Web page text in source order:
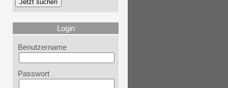
Login
Benutzername
Passwort